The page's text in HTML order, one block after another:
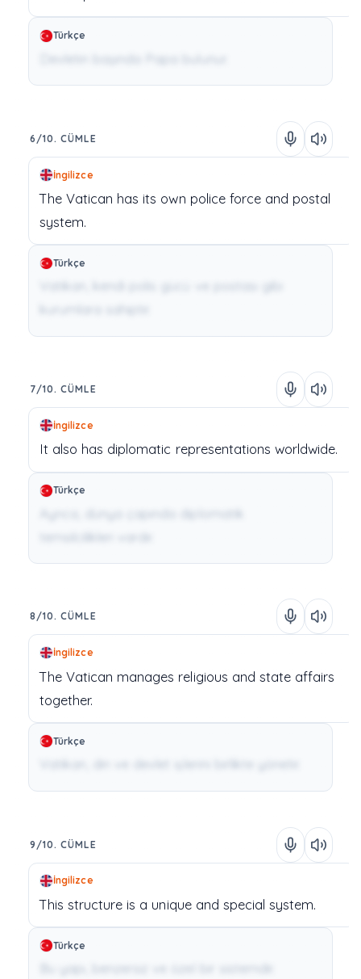
Türkçe
Devletin başında Papa bulunur.
6/10. CÜMLE
İngilizce
The Vatican has its own police force and postal
system.
Türkçe
7/10. CÜMLE
İngilizce
It also has diplomatic representations worldwide.
Türkçe
Ayrıca, dünya çapında diplomatik
temsilcilikleri vardır.
8/10. CÜMLE
İngilizce
The Vatican manages religious and state affairs
together.
Türkçe
9/10. CÜMLE
İngilizce
This structure is a unique and special system.
Türkçe